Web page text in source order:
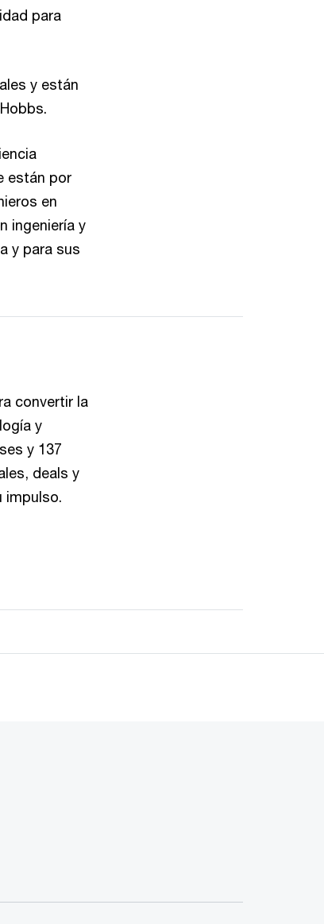
para
y están
están por
en
ingeniería y
y para sus
convertir la
y
y 137
deals y
impulso.